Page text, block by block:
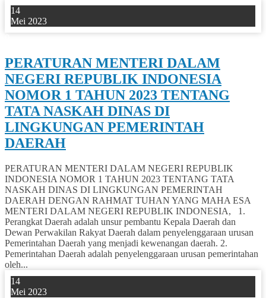
14
Mei 2023
PERATURAN MENTERI DALAM
NEGERI REPUBLIK INDONESIA
NOMOR 1 TAHUN 2023 TENTANG
TATA NASKAH DINAS DI
LINGKUNGAN PEMERINTAH
DAERAH
PERATURAN MENTERI DALAM NEGERI REPUBLIK
INDONESIA NOMOR 1 TAHUN 2023 TENTANG TATA
NASKAH DINAS DI LINGKUNGAN PEMERINTAH
DAERAH DENGAN RAHMAT TUHAN YANG MAHA ESA
MENTERI DALAM NEGERI REPUBLIK INDONESIA, 1.
Perangkat Daerah adalah unsur pembantu Kepala Daerah dan
Dewan Perwakilan Rakyat Daerah dalam penyelenggaraan urusan
Pemerintahan Daerah yang menjadi kewenangan daerah. 2.
Pemerintahan Daerah adalah penyelenggaraan urusan pemerintahan
oleh...
14
Mei 2023